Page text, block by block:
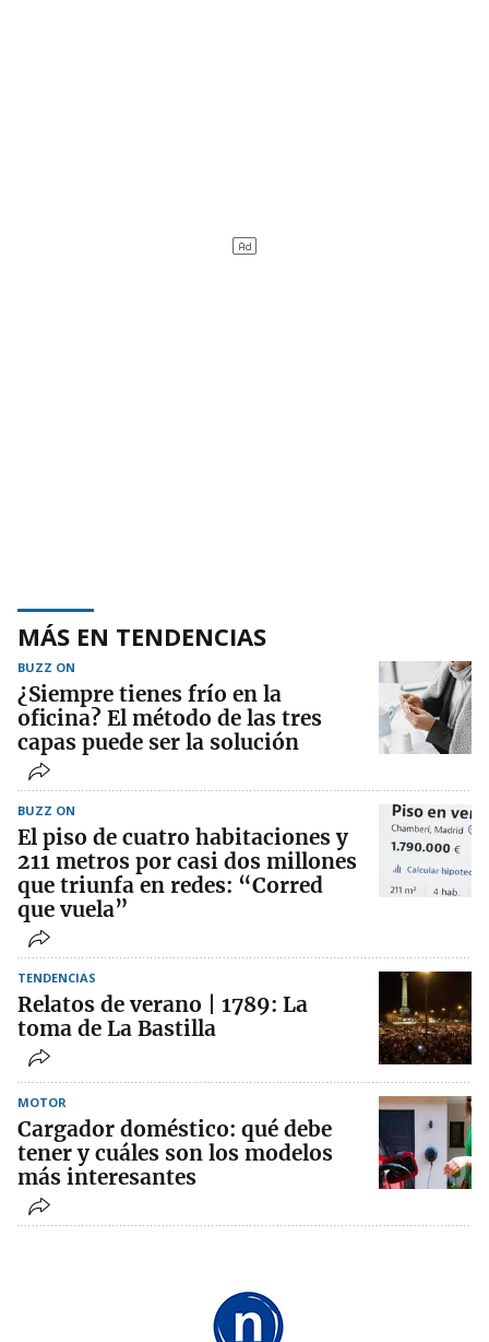
MÁS EN TENDENCIAS
BUZZ ON
¿Siempre tienes frío en la
oficina? El método de las tres
capas puede ser la solución
BUZZ ON
El piso de cuatro habitaciones y
211 metros por casi dos millones
que triunfa en redes: “Corred
que vuela”
TENDENCIAS
Relatos de verano | 1789: La
toma de La Bastilla
MOTOR
Cargador doméstico: qué debe
tener y cuáles son los modelos
más interesantes